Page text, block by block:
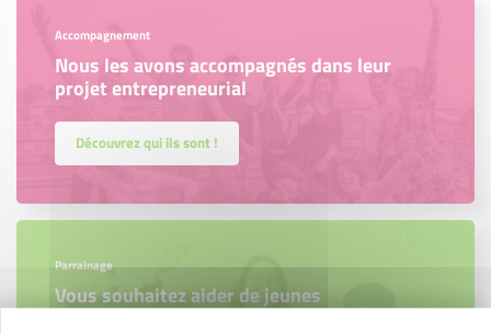
Accompagnement
Nous les avons accompagnés dans leur
projet entrepreneurial
Découvrez qui ils sont !
Parrainage
Vous souhaitez aider de jeunes
entrepreneurs ?